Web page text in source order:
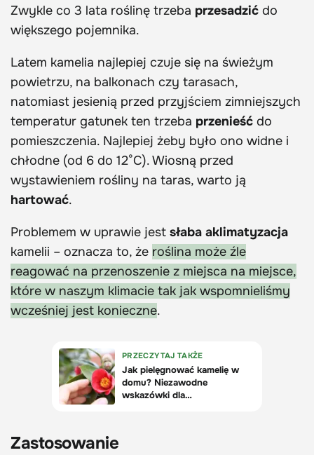
Zwykle co 3 lata roślinę trzeba przesadzić do
większego pojemnika.
Latem kamelia najlepiej czuje się na świeżym
powietrzu, na balkonach czy tarasach,
natomiast jesienią przed przyjściem zimniejszych
temperatur gatunek ten trzeba przenieść do
pomieszczenia. Najlepiej żeby było ono widne i
chłodne (od 6 do 12°C). Wiosną przed
wystawieniem rośliny na taras, warto ją
hartować.
Problemem w uprawie jest słaba aklimatyzacja
kamelii – oznacza to, że roślina może źle
reagować na przenoszenie z miejsca na miejsce,
które w naszym klimacie tak jak wspomnieliśmy
wcześniej jest konieczne.
Zastosowanie